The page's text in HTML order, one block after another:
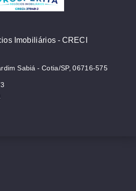
Imobiliários - CRECI
Sabiá - Cotia/SP, 06716-575